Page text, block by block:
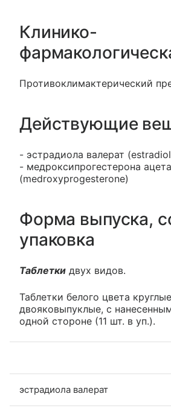
Клинико-
Противоклимактерический
Действующие
- эстрадиола валерат
- медроксипрогестерона
(medroxyprogesterone)
Форма выпуска,
упаковка
Таблетки двух видов.
Таблетки белого цвета
двояковыпуклые, с
одной стороне (11 шт. в уп.).
эстрадиола валерат